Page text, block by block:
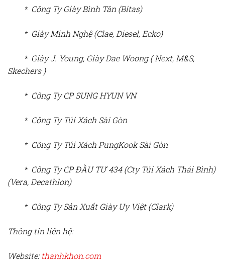
* Công TyGiày Bình Tân (Bitas)
* Giày Minh Nghệ (Clae, Diesel, Ecko)
* Giày J. Young, Giày Dae Woong ( Next, M&S,
Skechers )
* Công Ty CP SUNG HYUN VN
* Công Ty Túi Xách Sài Gòn
* Công Ty Túi Xách PungKook Sài Gòn
* Công Ty CP ĐẦU TƯ 434 (Cty Túi Xách Thái Bình)
(Vera, Decathlon)
* Công Ty Sản Xuất Giày Uy Việt (Clark)
Thông tin liên hệ:
Website: thanhkhon.com